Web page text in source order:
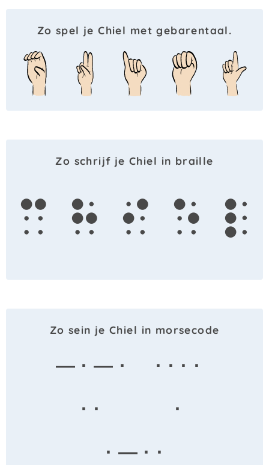
Zo spel je Chiel met gebarentaal.
Zo schrijf je Chiel in braille
c h i e l
Zo sein je Chiel in morsecode
— · — ·
· · · ·
· ·
·
· — · ·